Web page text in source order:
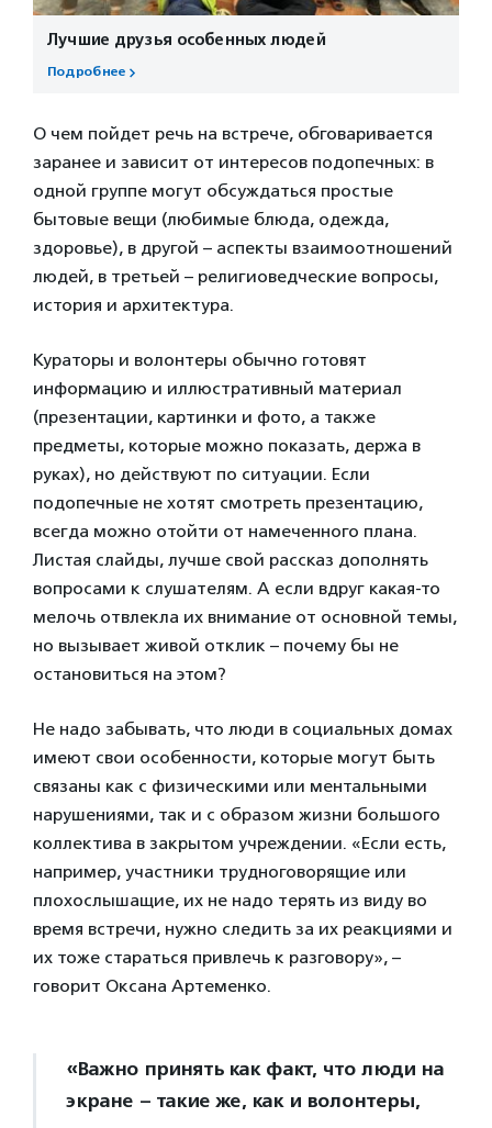
Лучшие друзья особенных людей
Подробнее
О чем пойдет речь на встрече, обговаривается
заранее и зависит от интересов подопечных: в
одной группе могут обсуждаться простые
бытовые вещи (любимые блюда, одежда,
здоровье), в другой – аспекты взаимоотношений
людей, в третьей – религиоведческие вопросы,
история и архитектура.
Кураторы и волонтеры обычно готовят
информацию и иллюстративный материал
(презентации, картинки и фото, а также
предметы, которые можно показать, держа в
руках), но действуют по ситуации. Если
подопечные не хотят смотреть презентацию,
всегда можно отойти от намеченного плана.
Листая слайды, лучше свой рассказ дополнять
вопросами к слушателям. А если вдруг какая-то
мелочь отвлекла их внимание от основной темы,
но вызывает живой отклик – почему бы не
остановиться на этом?
Не надо забывать, что люди в социальных домах
имеют свои особенности, которые могут быть
связаны как с физическими или ментальными
нарушениями, так и с образом жизни большого
коллектива в закрытом учреждении. «Если есть,
например, участники трудноговорящие или
плохослышащие, их не надо терять из виду во
время встречи, нужно следить за их реакциями и
их тоже стараться привлечь к разговору», –
говорит Оксана Артеменко.
«Важно принять как факт, что люди на
экране – такие же, как и волонтеры,